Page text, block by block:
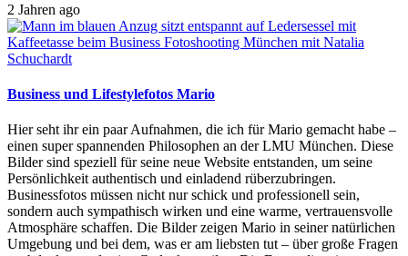
2 Jahren ago
Business und Lifestylefotos Mario
Hier seht ihr ein paar Aufnahmen, die ich für Mario gemacht habe –
einen super spannenden Philosophen an der LMU München. Diese
Bilder sind speziell für seine neue Website entstanden, um seine
Persönlichkeit authentisch und einladend rüberzubringen.
Businessfotos müssen nicht nur schick und professionell sein,
sondern auch sympathisch wirken und eine warme, vertrauensvolle
Atmosphäre schaffen. Die Bilder zeigen Mario in seiner natürlichen
Umgebung und bei dem, was er am liebsten tut – über große Fragen